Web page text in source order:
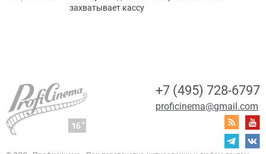
захватывает кассу
+7 (495) 728-6797
proficinema@gmail.com